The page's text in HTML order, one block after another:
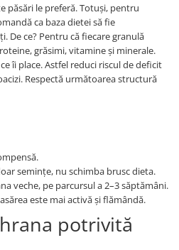
păsări le preferă. Totuși, pentru
ca baza dietei să fie
De ce? Pentru că fiecare granulă
grăsimi, vitamine și minerale.
îi place. Astfel reduci riscul de deficit
Respectă următoarea structură
semințe, nu schimba brusc dieta.
veche, pe parcursul a 2–3 săptămâni.
este mai activă și flămândă.
potrivită